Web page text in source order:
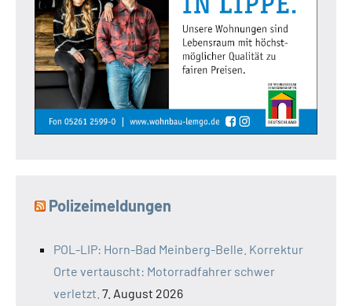
Polizeimeldungen
POL-LIP: Horn-Bad Meinberg-Belle. Korrektur
Orte vertauscht: Motorradfahrer schwer
verletzt. 7. August 2026